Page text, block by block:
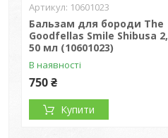
10601023
Бальзам для бороди The
Goodfellas Smile Shibusa 2,
50 мл (10601023)
В наявності
750 ₴
Купити